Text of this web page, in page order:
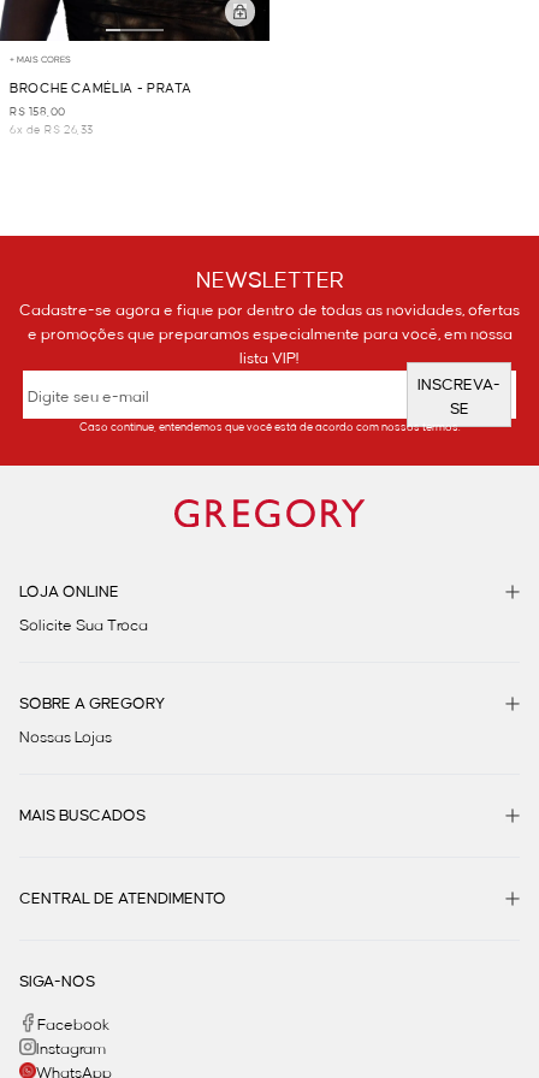
+ MAIS CORES
BROCHE CAMÉLIA - PRATA
R$ 158,00
6x de R$ 26,33
NEWSLETTER
Cadastre-se agora e fique por dentro de todas as novidades, ofertas
e promoções que preparamos especialmente para você, em nossa
lista VIP!
INSCREVA-
SE
Caso continue, entendemos que você está de acordo com nossos termos.
LOJA ONLINE
Solicite Sua Troca
SOBRE A GREGORY
Nossas Lojas
MAIS BUSCADOS
CENTRAL DE ATENDIMENTO
SIGA-NOS
Facebook
Instagram
WhatsApp